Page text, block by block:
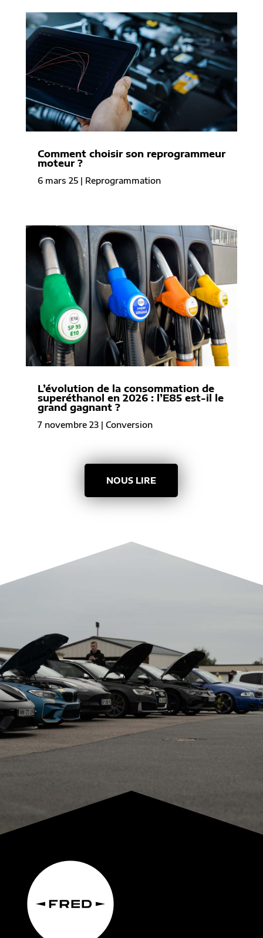
Comment choisir son reprogrammeur
moteur ?
6 mars 25| Reprogrammation
L’évolution de la consommation de
superéthanol en 2026 : l’E85 est-il le
grand gagnant ?
7 novembre 23| Conversion
NOUS LIRE